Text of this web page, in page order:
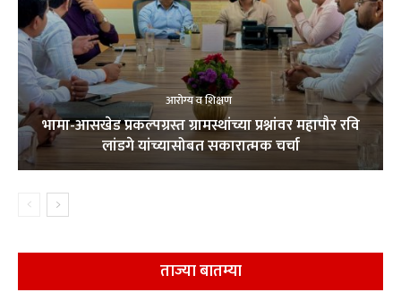
आरोग्य व शिक्षण
भामा-आसखेड प्रकल्पग्रस्त ग्रामस्थांच्या प्रश्नांवर महापौर रवि
लांडगे यांच्यासोबत सकारात्मक चर्चा
ताज्या बातम्या